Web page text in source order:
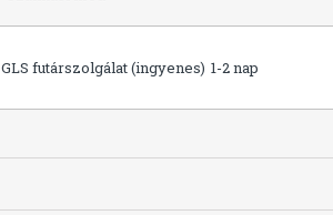
GLS futárszolgálat (ingyenes) 1-2 nap